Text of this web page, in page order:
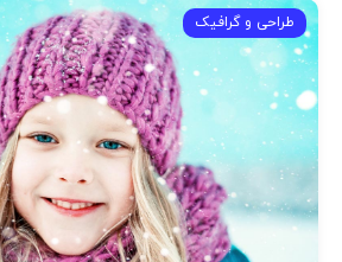
طراحی و گرافیک